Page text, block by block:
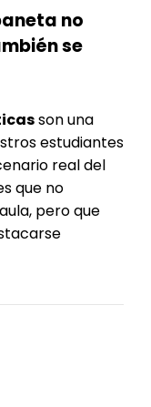
no
se
son una
estudiantes
real del
que no
pero que